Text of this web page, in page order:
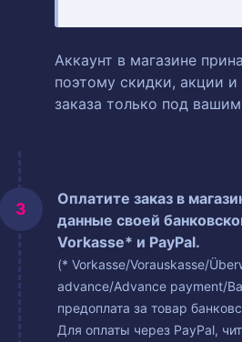
Аккаунт в магазине
поэтому скидки, акции
заказа только под
Оплатите заказ в
данные своей
Vorkasse* и PayPal.
(* Vorkasse/Vorauskasse/
advance/Advance payment/
предоплата за товар
Для оплаты через PayPal,